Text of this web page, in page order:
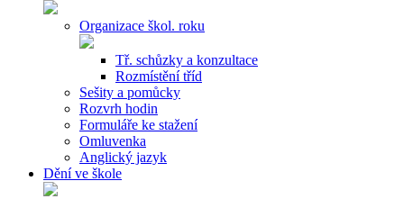
Organizace škol. roku
Tř. schůzky a konzultace
Rozmístění tříd
Sešity a pomůcky
Rozvrh hodin
Formuláře ke stažení
Omluvenka
Anglický jazyk
Dění ve škole